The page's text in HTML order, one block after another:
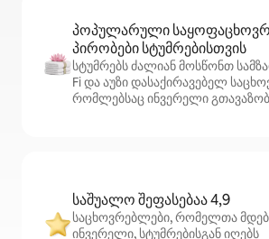
პოპულარული
პირობები სტუმრებისთვის
სტუმრებს ძალიან მოსწონთ
Fi და აუზი დასაქირავებელ
რომლებსაც ინვერელი
საშუალო შეფასებაა 4,9
საცხოვრებლები, რომელთა
ინვერელი, სტუმრებისგან იღებს